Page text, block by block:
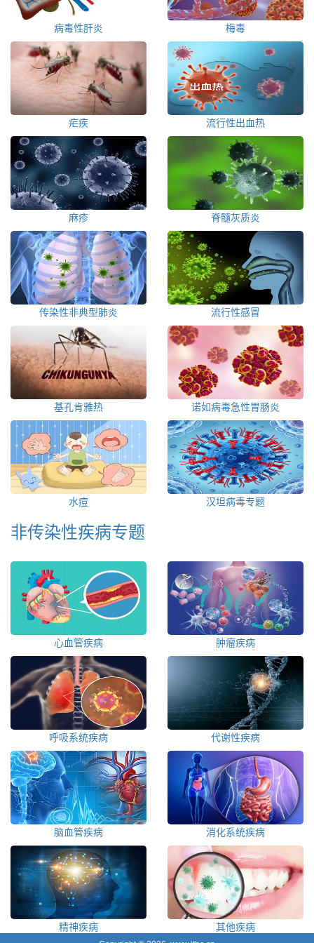
病毒性肝炎 梅毒
疟疾 流行性出血热
麻疹 脊髓灰质炎
传染性非典型肺炎 流行性感冒
基孔肯雅热 诺如病毒急性胃肠炎
水痘 汉坦病毒专题
非传染性疾病专题
心血管疾病 肿瘤疾病
呼吸系统疾病 代谢性疾病
脑血管疾病 消化系统疾病
精神疾病 其他疾病